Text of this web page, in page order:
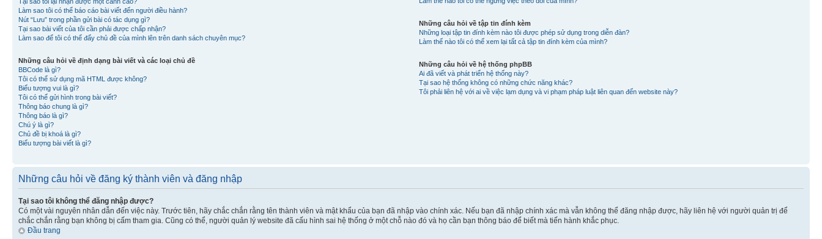
Làm sao tôi có thể báo cáo bài viết đến người điều hành?
Nút “Lưu” trong phần gửi bài có tác dụng gì?
Tại sao bài viết của tôi cần phải được chấp nhận?
Làm sao để tôi có thể đẩy chủ đề của mình lên trên danh sách chuyên mục?
Những câu hỏi về định dạng bài viết và các loại chủ đề
BBCode là gì?
Tôi có thể sử dụng mã HTML được không?
Biểu tượng vui là gì?
Tôi có thể gửi hình trong bài viết?
Thông báo chung là gì?
Thông báo là gì?
Chú ý là gì?
Chủ đề bị khoá là gì?
Biểu tượng bài viết là gì?
Những câu hỏi về tập tin đính kèm
Những loại tập tin đính kèm nào tôi được phép sử dụng trong diễn đàn?
Làm thế nào tôi có thể xem lại tất cả tập tin đính kèm của mình?
Những câu hỏi về hệ thống phpBB
Ai đã viết và phát triển hệ thống này?
Tại sao hệ thống không có những chức năng khác?
Tôi phải liên hệ với ai về việc lạm dụng và vi phạm pháp luật liên quan đến website này?
Những câu hỏi về đăng ký thành viên và đăng nhập
Tại sao tôi không thể đăng nhập được?
Có một vài nguyên nhân dẫn đến việc này. Trước tiên, hãy chắc chắn rằng tên thành viên và mật khẩu của bạn đã nhập vào chính xác. Nếu bạn đã nhập chính xác mà vẫn không thể đăng nhập được, hãy liên hệ với người quản trị để
chắc chắn rằng bạn không bị cấm tham gia. Cũng có thể, người quản lý website đã cấu hình sai hệ thống ở một chỗ nào đó và họ cần bạn thông báo để biết mà tiến hành khắc phục.
Đầu trang